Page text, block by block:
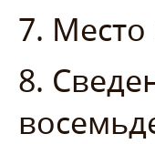
7. Место
8.